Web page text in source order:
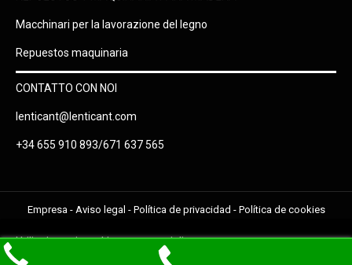
Macchinari per la lavorazione del legno
Repuestos maquinaria
CONTATTO CON NOI
lenticant@lenticant.com
+34 655 910 893/671 637 565
Empresa- Aviso legal - Política de privacidad - Política de cookies
Utilizziamo i cookie per una migliore